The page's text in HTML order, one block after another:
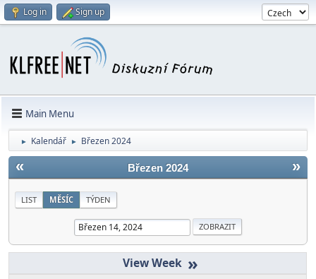
Log in Sign up
Main Menu
► Kalendář ► Březen 2024
« »
Březen 2024
LIST MĚSÍC TÝDEN
»